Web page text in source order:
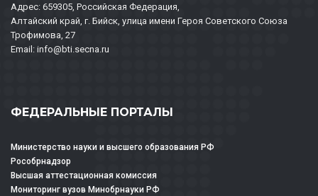
Адрес: 659305, Российская Федерация,
Алтайский край, г. Бийск, улица имени Героя Советского Союза
Трофимова, 27
Email: info@bti.secna.ru
ФЕДЕРАЛЬНЫЕ ПОРТАЛЫ
Министерство науки и высшего образования РФ
Рособрнадзор
Высшая аттестационная комиссия
Мониторинг вузов Минобрнауки РФ